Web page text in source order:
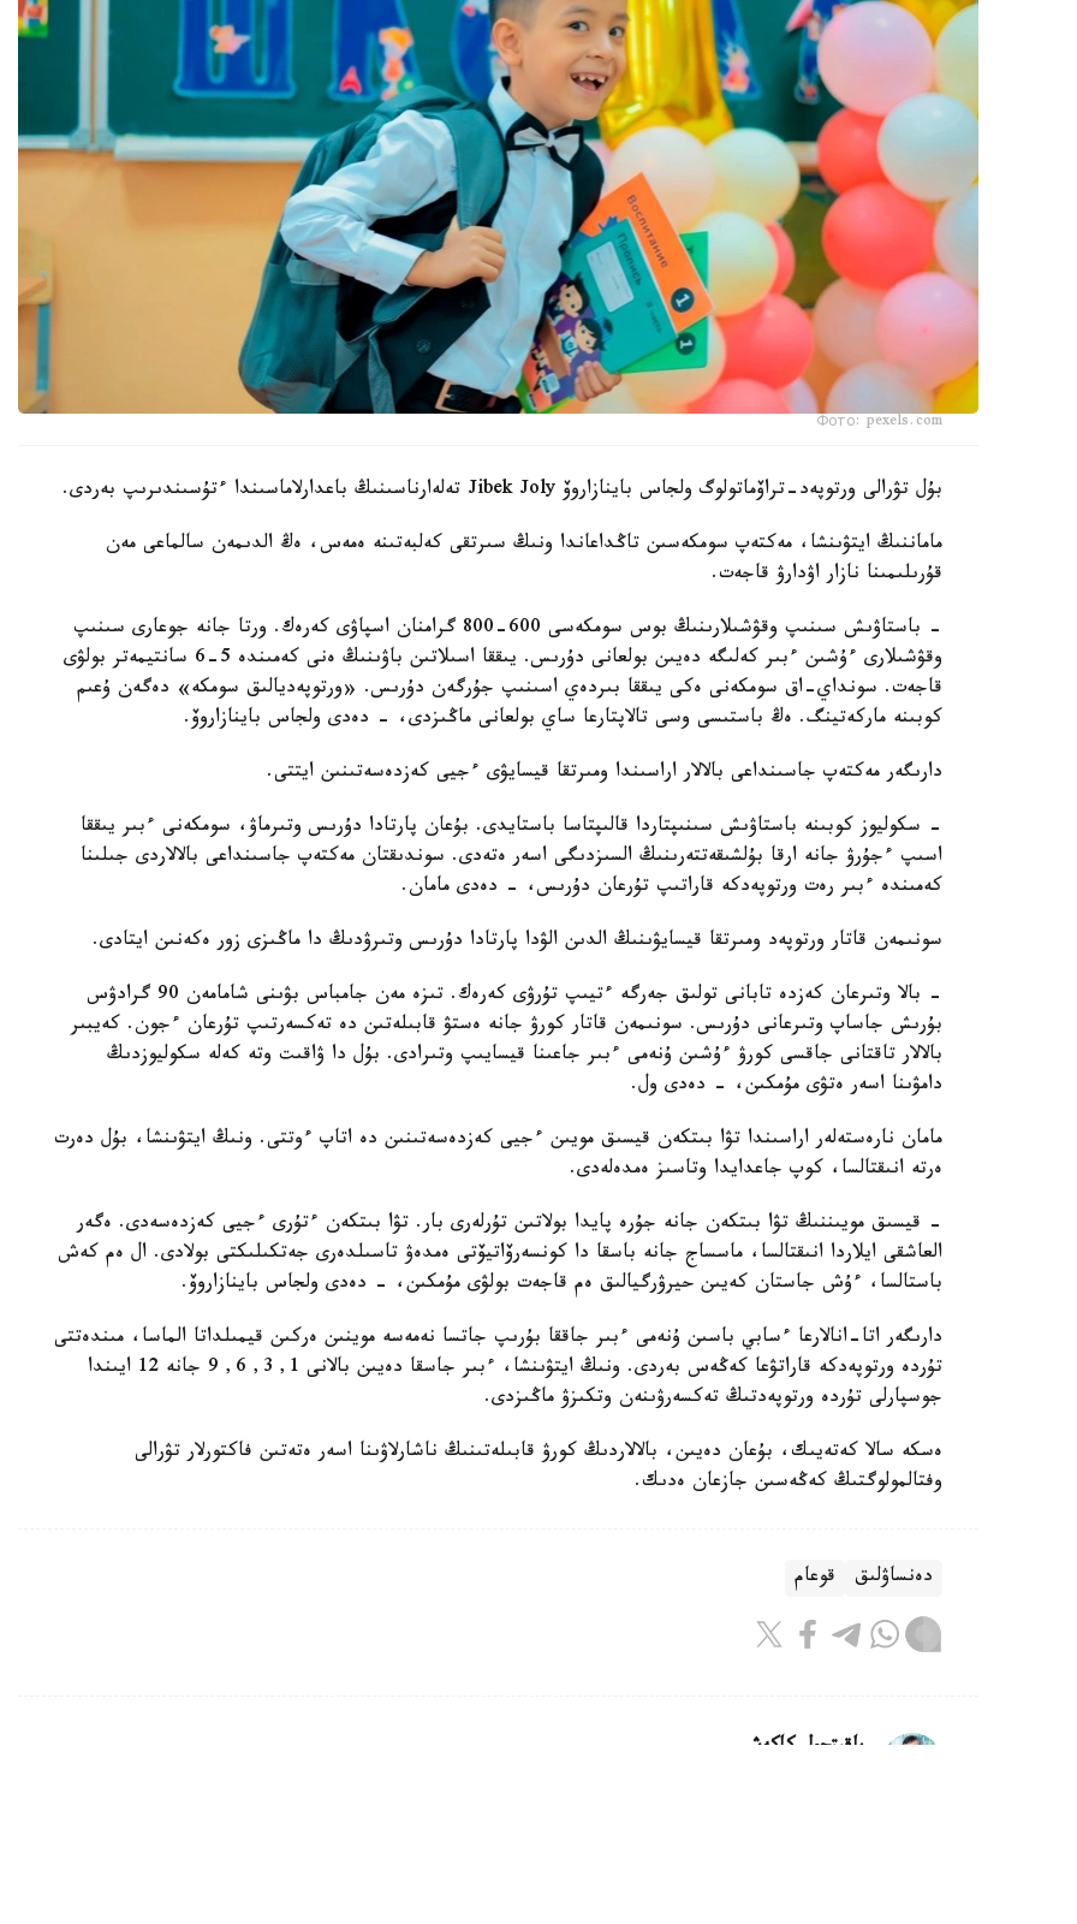
Фото: pexels.com
بۇل تۋرالى ورتوپەد-تراۆماتولوگ ولجاس باينازاروۆ Jibek Joly تەلەارناسىنىڭ باعدارلاماسىندا ءتۇسىندىرىپ بەردى.
ماماننىڭ ايتۋىنشا، مەكتەپ سومكەسىن تاڭداعاندا ونىڭ سىرتقى كەلبەتىنە ەمەس، ەڭ الدىمەن سالماعى مەن
قۇرىلىمىنا نازار اۋدارۋ قاجەت.
- باستاۋىش سىنىپ وقۋشىلارىنىڭ بوس سومكەسى 600-800 گرامنان اسپاۋى كەرەك. ورتا جانە جوعارى سىنىپ
وقۋشىلارى ءۇشىن ءبىر كەلىگە دەيىن بولعانى دۇرىس. يىققا اسىلاتىن باۋىنىڭ ەنى كەمىندە 5-6 سانتيمەتر بولۋى
قاجەت. سونداي-اق سومكەنى ەكى يىققا بىردەي اسىنىپ جۇرگەن دۇرىس. «ورتوپەديالىق سومكە» دەگەن ۇعىم
كوبىنە ماركەتينگ. ەڭ باستىسى وسى تالاپتارعا ساي بولعانى ماڭىزدى، - دەدى ولجاس باينازاروۆ.
دارىگەر مەكتەپ جاسىنداعى بالالار اراسىندا ومىرتقا قيسايۋى ءجيى كەزدەسەتىنىن ايتتى.
- سكوليوز كوبىنە باستاۋىش سىنىپتاردا قالىپتاسا باستايدى. بۇعان پارتادا دۇرىس وتىرماۋ، سومكەنى ءبىر يىققا
اسىپ ءجۇرۋ جانە ارقا بۇلشىقەتتەرىنىڭ السىزدىگى اسەر ەتەدى. سوندىقتان مەكتەپ جاسىنداعى بالالاردى جىلىنا
كەمىندە ءبىر رەت ورتوپەدكە قاراتىپ تۇرعان دۇرىس، - دەدى مامان.
سونىمەن قاتار ورتوپەد ومىرتقا قيسايۋىنىڭ الدىن الۋدا پارتادا دۇرىس وتىرۋدىڭ دا ماڭىزى زور ەكەنىن ايتادى.
- بالا وتىرعان كەزدە تابانى تولىق جەرگە ءتيىپ تۇرۋى كەرەك. تىزە مەن جامباس بۋىنى شامامەن 90 گرادۋس
بۇرىش جاساپ وتىرعانى دۇرىس. سونىمەن قاتار كورۋ جانە ەستۋ قابىلەتىن دە تەكسەرتىپ تۇرعان ءجون. كەيبىر
بالالار تاقتانى جاقسى كورۋ ءۇشىن ۇنەمى ءبىر جاعىنا قيسايىپ وتىرادى. بۇل دا ۋاقىت وتە كەلە سكوليوزدىڭ
دامۋىنا اسەر ەتۋى مۇمكىن، - دەدى ول.
مامان نارەستەلەر اراسىندا تۋا بىتكەن قيسىق مويىن ءجيى كەزدەسەتىنىن دە اتاپ ءوتتى. ونىڭ ايتۋىنشا، بۇل دەرت
ەرتە انىقتالسا، كوپ جاعدايدا وتاسىز ەمدەلەدى.
- قيسىق مويىننىڭ تۋا بىتكەن جانە جۇرە پايدا بولاتىن تۇرلەرى بار. تۋا بىتكەن ءتۇرى ءجيى كەزدەسەدى. ەگەر
العاشقى ايلاردا انىقتالسا، ماسساج جانە باسقا دا كونسەرۆاتيۆتى ەمدەۋ تاسىلدەرى جەتكىلىكتى بولادى. ال ەم كەش
باستالسا، ءۇش جاستان كەيىن حيرۋرگيالىق ەم قاجەت بولۋى مۇمكىن، - دەدى ولجاس باينازاروۆ.
دارىگەر اتا-انالارعا ءسابي باسىن ۇنەمى ءبىر جاققا بۇرىپ جاتسا نەمەسە موينىن ەركىن قيمىلداتا الماسا، مىندەتتى
تۇردە ورتوپەدكە قاراتۋعا كەڭەس بەردى. ونىڭ ايتۋىنشا، ءبىر جاسقا دەيىن بالانى 1, 3, 6, 9 جانە 12 ايىندا
جوسپارلى تۇردە ورتوپەدتىڭ تەكسەرۋىنەن وتكىزۋ ماڭىزدى.
ەسكە سالا كەتەيىك، بۇعان دەيىن، بالالاردىڭ كورۋ قابىلەتىنىڭ ناشارلاۋىنا اسەر ەتەتىن فاكتورلار تۋرالى
وفتالمولوگتىڭ كەڭەسىن جازعان ەدىك.
دەنساۋلىق قوعام
باقىتجول كاكەش